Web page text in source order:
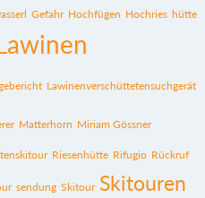
Gefahr Hochfügen Hochries hütte
Lawinenverschüttetensuchgerät
Matterhorn Miriam Gössner
Riesenhütte Rifugio Rückruf
sendung Skitour Skitouren